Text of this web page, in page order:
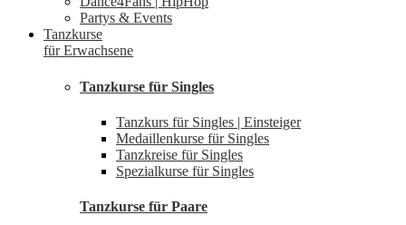
Partys & Events
Tanzkurse
für Erwachsene
Tanzkurse für Singles
Tanzkurs für Singles | Einsteiger
Medaillenkurse für Singles
Tanzkreise für Singles
Spezialkurse für Singles
Tanzkurse für Paare